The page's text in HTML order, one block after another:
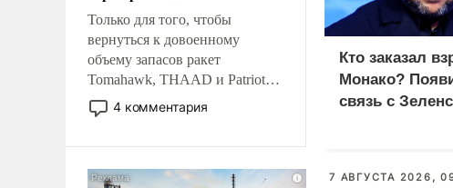
Только для того, чтобы
вернуться к довоенному
объему запасов ракет
Tomahawk, THAAD и Patriot
США потребуется более трех
лет. Даже небольшая война с
Сложившаяся ситуация
4 комментария
Кто заказал
Монако?
связь с
7 АВГУСТА 2026,